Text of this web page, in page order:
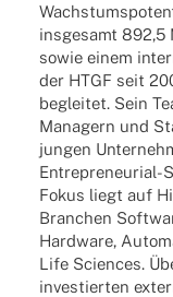
insge­samt 892,5
sowie einem
der HTGF seit
beglei­tet. Sein
Mana­gern und
jungen
Entre­pre­­neu­rial-
Fokus liegt auf
Bran­chen
Hard­ware,
Life Scien­ces.
inves­tier­ten